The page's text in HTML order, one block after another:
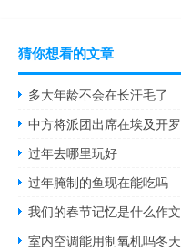
猜你想看的文章
多大年龄不会在长汗毛了
中方将派团出席在埃及开
过年去哪里玩好
过年腌制的鱼现在能吃吗
我们的春节记忆是什么作文
室内空调能用制氧机吗冬天